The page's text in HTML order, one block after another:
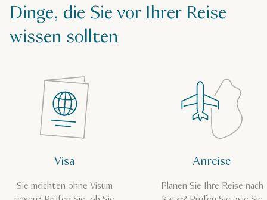
Dinge, die Sie vor Ihrer Reise
wissen sollten
Visa
Sie möchten ohne Visum
Anreise
Planen Sie Ihre Reise nach